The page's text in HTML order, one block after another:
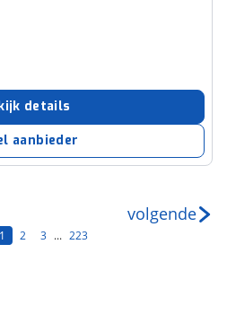
details
aanbieder
1 2 3 ... 223
volgende